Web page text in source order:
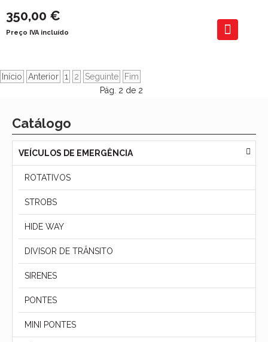
350,00 €
Preço IVA incluído
Início Anterior 1 2 Seguinte
Fim
Pág. 2 de 2
Catálogo
VEÍCULOS DE EMERGÊNCIA
ROTATIVOS
STROBS
HIDE WAY
DIVISOR DE TRÂNSITO
SIRENES
PONTES
MINI PONTES